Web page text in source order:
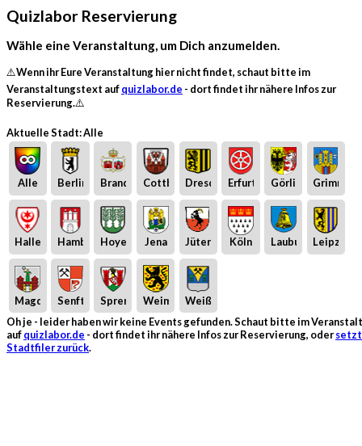
Quizlabor Reservierung
Wähle eine Veranstaltung, um Dich anzumelden.
⚠️Wenn ihr Eure Veranstaltung hier nicht findet, schaut bitte im
Veranstaltungstext aufquizlabor.de - dort findet ihr nähere Infos zur
Reservierung.⚠️
Aktuelle Stadt: Alle
Alle Berlin Brandenburg
Cottbus Dresden Erfurt Görlitz Grimma
Halle HamburgHoyerswerda
Jena JüterbogKöln LaubuschLeipzig
MagdeburgSenftenbergSprembergWeimar
Weißwasser
Oh je - leider haben wir keine Events gefunden. Schaut bitte im
aufquizlabor.de - dort findet ihr nähere Infos zur Reservierung, oder
Stadtfiler zurück.